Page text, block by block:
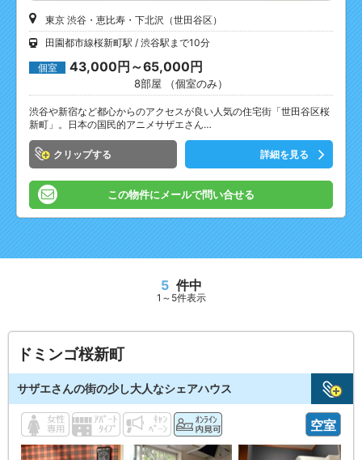
東京 渋谷・恵比寿・下北沢（世田谷区）
田園都市線桜新町駅
渋谷駅まで10分
個室 43,000円～65,000円
8部屋 （個室のみ）
渋谷や新宿など都心からのアクセスが良い人気の住宅街「世田谷区桜
新町」。日本の国民的アニメサザエさん…
クリップ 詳細を見る
この物件にメールで問い合せる
5 件中
1～5件表示
ドミンゴ桜新町
サザエさんの街の少し大人なシェアハウス
空室